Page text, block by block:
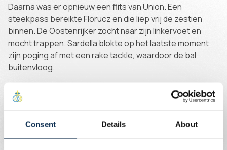
Consent Details About
Daarna was er opnieuw een flits van Union. Een
steekpass bereikte Florucz en die liep vrij de zestien
binnen. De Oostenrijker zocht naar zijn linkervoet en
mocht trappen. Sardella blokte op het laatste moment
zijn poging af met een rake tackle, waardoor de bal
buitenvloog.
Net voor rust werd het even benauwd voor Union.
Anderlecht kon counteren met Camara. Die ontweek
binnen de zestienmeter en kwam ten val. De Anderlecht-
supporters eisten een penalty, maar de fout was te licht